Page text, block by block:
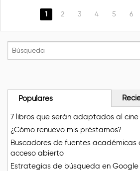
1 2 3 4 5 6
Populares
7 libros que serán adaptados al cine
¿Cómo renuevo mis préstamos?
Buscadores de fuentes académicas
acceso abierto
Estrategias de búsqueda en